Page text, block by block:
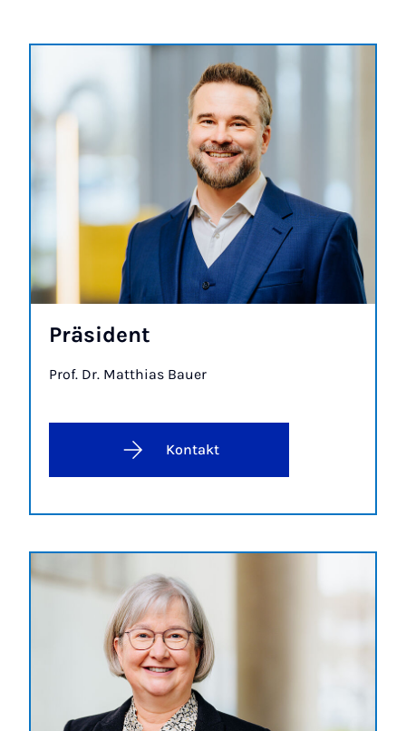
Prä­si­dent
Prof. Dr. Matt­hi­as Bau­er
Kontakt